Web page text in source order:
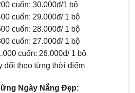
cuốn: 30.000đ/1 bộ
cuốn: 29.000đ/ 1 bộ
cuốn: 28.000đ/ 1 bộ
cuốn: 27.000đ/ 1 bộ
cuốn: 26.000đ/ 1 bộ
đổi theo từng thời điểm
Ngày Nắng Đẹp: